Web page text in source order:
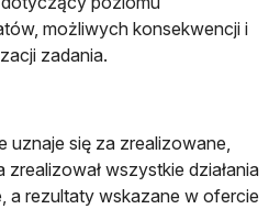
możliwych konsekwencji i
zadania.
uznaje się za zrealizowane,
wszystkie działania
a rezultaty wskazane w ofercie